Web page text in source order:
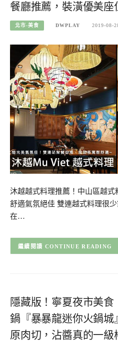
餐廳推薦，裝潢優美
北市-美食 DWPLAY 2019-08-
沐越越式料理推薦！中山區越
舒適氣氛絕佳 雙連越式料理很
在…
CONTINUE READING
隱藏版！寧夏夜市美
鍋『暴暴龍迷你火鍋城
原肉切，沾醬真的一級